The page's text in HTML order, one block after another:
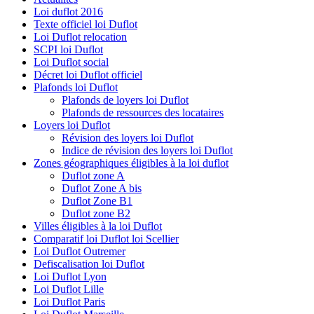
Loi duflot 2016
Texte officiel loi Duflot
Loi Duflot relocation
SCPI loi Duflot
Loi Duflot social
Décret loi Duflot officiel
Plafonds loi Duflot
Plafonds de loyers loi Duflot
Plafonds de ressources des locataires
Loyers loi Duflot
Révision des loyers loi Duflot
Indice de révision des loyers loi Duflot
Zones géographiques éligibles à la loi duflot
Duflot zone A
Duflot Zone A bis
Duflot Zone B1
Duflot zone B2
Villes éligibles à la loi Duflot
Comparatif loi Duflot loi Scellier
Loi Duflot Outremer
Defiscalisation loi Duflot
Loi Duflot Lyon
Loi Duflot Lille
Loi Duflot Paris